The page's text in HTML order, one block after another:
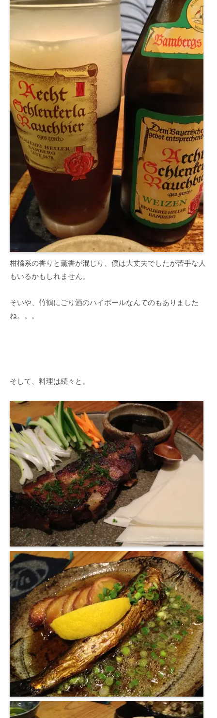
柑橘系の香りと薫香が混じり、僕は大丈夫でしたが苦手な人
もいるかもしれません。
そいや、竹鶴にごり酒のハイボールなんてのもありました
ね。。。
そして、料理は続々と。